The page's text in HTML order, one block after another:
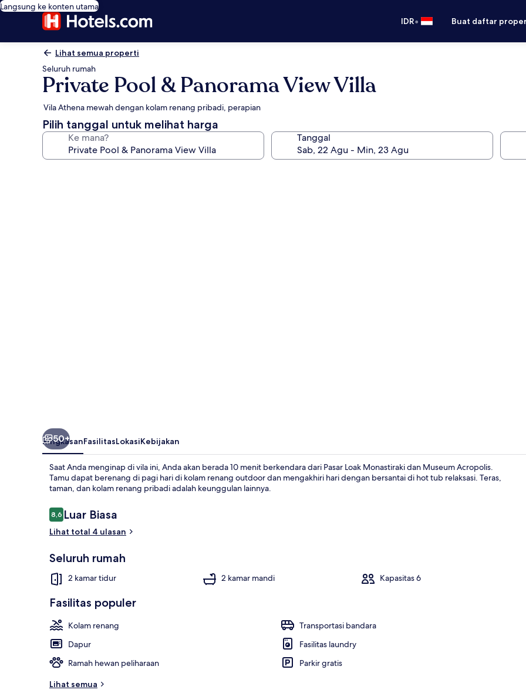
Langsung ke konten utama
IDR• Buat daftar
Lihat semua properti
Seluruh rumah
Private Pool & Panorama View Villa
Vila Athena mewah dengan kolam renang pribadi, perapian
Pilih tanggal untuk melihat harga
Ke mana? Tanggal
50+
RingkasanFasilitasLokasiKebijakan
Saat Anda menginap di vila ini, Anda akan berada 10 menit berkendara dari Pasar Loak Monastiraki dan Museum Acropolis.
Tamu dapat berenang di pagi hari di kolam renang outdoor dan mengakhiri hari dengan bersantai di hot tub relaksasi. Teras,
taman, dan kolam renang pribadi adalah keunggulan lainnya.
Ulasan
8,68,6 dari 10
Luar Biasa
Lihat total 4 ulasan
Seluruh rumah
2 kamar tidur 2 kamar mandi Kapasitas 6
Fasilitas populer
Kolam renang
Transportasi bandara
Dapur
Fasilitas laundry
Ramah hewan peliharaan
Parkir gratis
Lihat semua